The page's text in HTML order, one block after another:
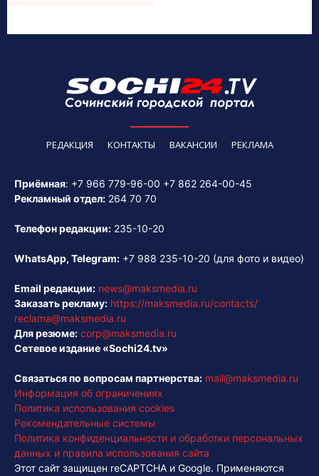
РЕДАКЦИЯ КОНТАКТЫ ВАКАНСИИ РЕКЛАМА
Приёмная: +7 966 779-96-00 +7 862 264-00-45
Рекламный отдел: 264 70 70
Телефон редакции: 235-10-20
WhatsApp, Telegram: +7 988 235-10-20 (для фото и видео)
Email редакции: news@maksmedia.ru
Заказать рекламу: https://maksmedia.ru/contacts/
reclama@maksmedia.ru
Для резюме: corp@maksmedia.ru
Сетевое издание «Sochi24.tv»
Связаться по вопросам партнерства: mail@maksmedia.ru
Информация об ограничениях
Политика использования cookies
Рекомендательные системы
Политика конфиденциальности и обработки персональных
данных и правила использования сайта
Этот сайт защищен reCAPTCHA и Google. Применяются